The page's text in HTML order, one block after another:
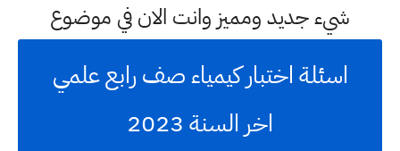
شيء جديد ومميز وانت الان في موضوع
اسئلة اختبار كيمياء صف رابع علمي
اخر السنة 2023